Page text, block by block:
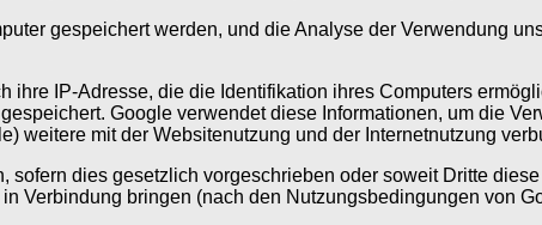
gespeichert werden, und die Analyse der Verwendung
IP-Adresse, die die Identifikation ihres Computers
Google verwendet diese Informationen, um die
weitere mit der Websitenutzung und der Internetnutzung
dies gesetzlich vorgeschrieben oder soweit Dritte
Verbindung bringen (nach den Nutzungsbedingungen von